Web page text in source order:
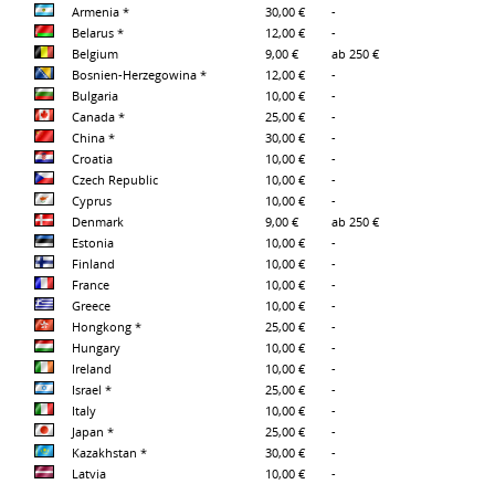
Armenia *
30,00 €
-
Belarus *
12,00 €
-
Belgium
9,00 €
ab 250 €
Bosnien-Herzegowina *
12,00 €
-
Bulgaria
10,00 €
-
Canada *
25,00 €
-
China *
30,00 €
-
Croatia
10,00 €
-
Czech Republic
10,00 €
-
Cyprus
10,00 €
-
Denmark
9,00 €
ab 250 €
Estonia
10,00 €
-
Finland
10,00 €
-
France
10,00 €
-
Greece
10,00 €
-
Hongkong *
25,00 €
-
Hungary
10,00 €
-
Ireland
10,00 €
-
Israel *
25,00 €
-
Italy
10,00 €
-
Japan *
25,00 €
-
Kazakhstan *
30,00 €
-
Latvia
10,00 €
-